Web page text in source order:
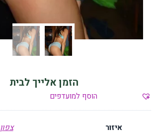
הזמן אלייך לבית
הוסף למועדפים
איזור צפון